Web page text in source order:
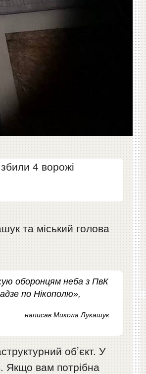
4 ворожі
та міський голова
оборонцям неба з ПвК
по Нікополю»,
написав Микола Лукашук
обʼєкт. У
Якщо вам потрібна